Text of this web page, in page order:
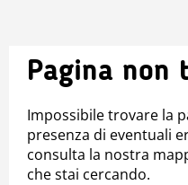
Pagina non
Impossibile trovare la
presenza di eventuali
consulta la nostra
che stai cercando.